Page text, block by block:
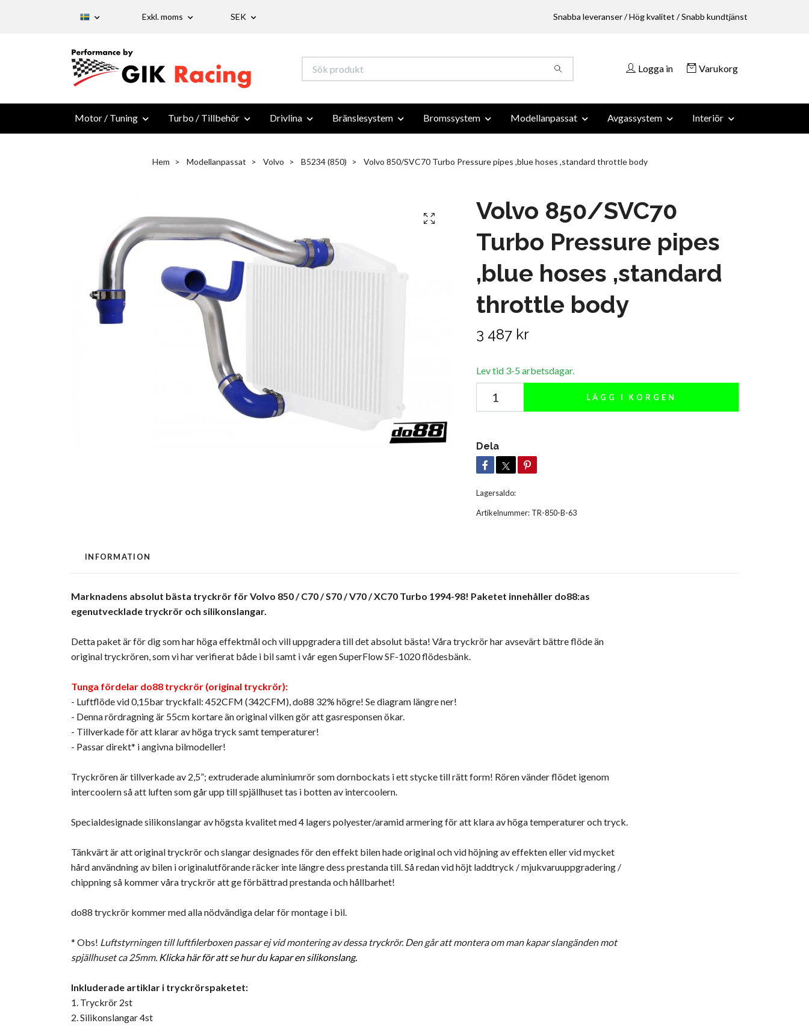
Exkl. moms SEK Snabba leveranser / Hög kvalitet / Snabb kundtjänst
Logga in Varukorg
Motor / Tuning Turbo / Tillbehör Drivlina Bränslesystem Bromssystem Modellanpassat Avgassystem Interiör
Hem Modellanpassat Volvo B5234 (850) Volvo 850/SVC70 Turbo Pressure pipes ,blue hoses ,standard throttle body
Volvo 850/SVC70
Turbo Pressure pipes
,blue hoses ,standard
throttle body
3 487 kr
Lev tid 3-5 arbetsdagar.
LÄGG I KORGEN
Dela
Lagersaldo:
Artikelnummer: TR-850-B-63
INFORMATION
Marknadens absolut bästa tryckrör för Volvo 850 / C70 / S70 / V70 / XC70 Turbo 1994-98! Paketet innehåller do88:as
egenutvecklade tryckrör och silikonslangar.
Detta paket är för dig som har höga effektmål och vill uppgradera till det absolut bästa! Våra tryckrör har avsevärt bättre flöde än
original tryckrören, som vi har verifierat både i bil samt i vår egen SuperFlow SF-1020 flödesbänk.
Tunga fördelar do88 tryckrör (original tryckrör):
- Luftflöde vid 0,15bar tryckfall: 452CFM (342CFM), do88 32% högre! Se diagram längre ner!
- Denna rördragning är 55cm kortare än original vilken gör att gasresponsen ökar.
- Tillverkade för att klarar av höga tryck samt temperaturer!
- Passar direkt* i angivna bilmodeller!
Tryckrören är tillverkade av 2,5”; extruderade aluminiumrör som dornbockats i ett stycke till rätt form! Rören vänder flödet igenom
intercoolern så att luften som går upp till spjällhuset tas i botten av intercoolern.
Specialdesignade silikonslangar av högsta kvalitet med 4 lagers polyester/aramid armering för att klara av höga temperaturer och tryck.
Tänkvärt är att original tryckrör och slangar designades för den effekt bilen hade original och vid höjning av effekten eller vid mycket
hård användning av bilen i originalutförande räcker inte längre dess prestanda till. Så redan vid höjt laddtryck / mjukvaruuppgradering /
chippning så kommer våra tryckrör att ge förbättrad prestanda och hållbarhet!
do88 tryckrör kommer med alla nödvändiga delar för montage i bil.
* Obs! Luftstyrningen till luftfilerboxen passar ej vid montering av dessa tryckrör. Den går att montera om man kapar slangänden mot
spjällhuset ca 25mm. Klicka här för att se hur du kapar en silikonslang.
Inkluderade artiklar i tryckrörspaketet:
1. Tryckrör 2st
2. Silikonslangar 4st